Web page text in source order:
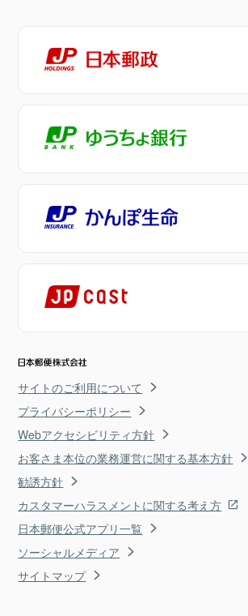
サイトのご利用について
プライバシーポリシー
Webアクセシビリティ方針
お客さま本位の業務運営に関する基本方針
勧誘方針
カスタマーハラスメントに関する考え方
日本郵便公式アプリ一覧
ソーシャルメディア
サイトマップ